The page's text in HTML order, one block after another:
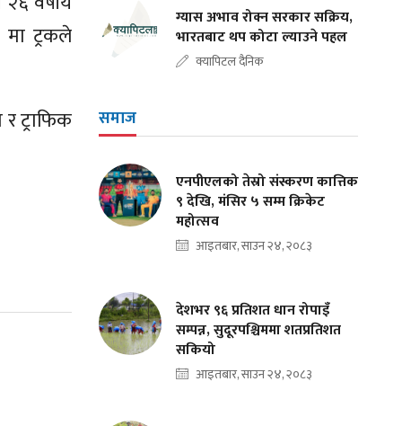
मा ट्रकले
ट्राफिक
ग्यास अभाव रोक्न सरकार सक्रिय,
भारतबाट थप कोटा ल्याउने पहल
क्यापिटल दैनिक
समाज
एनपीएलको तेस्रो संस्करण कात्तिक
९ देखि, मंसिर ५ सम्म क्रिकेट
महोत्सव
आइतबार, साउन २४, २०८३
देशभर ९६ प्रतिशत धान रोपाइँ
सम्पन्न, सुदूरपश्चिममा शतप्रतिशत
सकियो
आइतबार, साउन २४, २०८३